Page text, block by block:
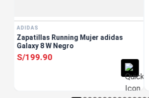
ADIDAS
Zapatillas Running Mujer adidas
Galaxy 8 W Negro
S/199.90